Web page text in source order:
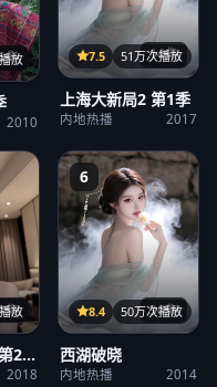
集放
2010
14集
7.5 51万次播放
上海大新局2 第1季
内地热播 2017
集放
2
2018
6
36集
8.4 50万次播放
西湖破晓
内地热播 2014